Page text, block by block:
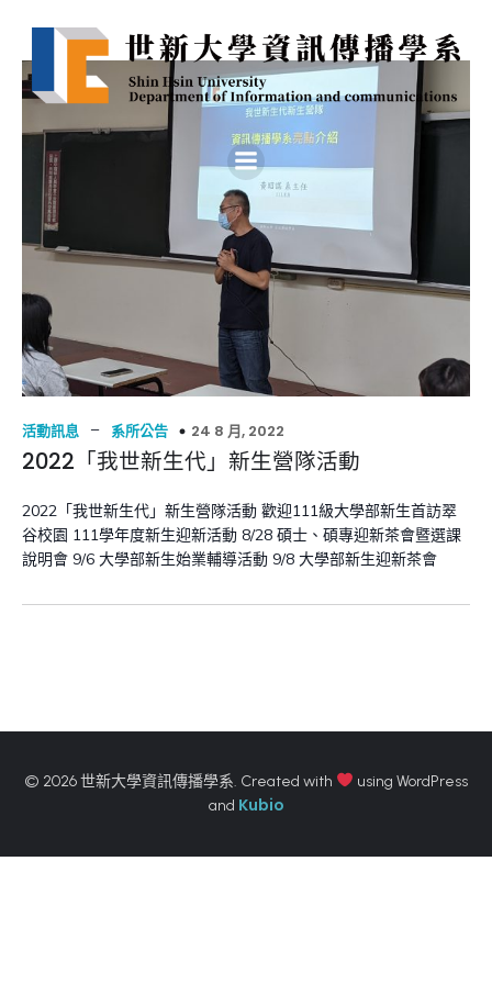
活動訊息 – 系所公告 24 8 月, 2022
2022「我世新生代」新生營隊活動
2022「我世新生代」新生營隊活動 歡迎111級大學部新生首訪翠
谷校園 111學年度新生迎新活動 8/28 碩士、碩專迎新茶會暨選課
說明會 9/6 大學部新生始業輔導活動 9/8 大學部新生迎新茶會
© 2026 世新大學資訊傳播學系. Created with
using WordPress
and Kubio